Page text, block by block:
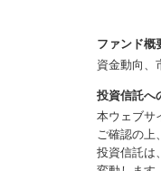
ファンド概
資金動向、
投資信託へ
本ウェブサ
ご確認の上
投資信託は